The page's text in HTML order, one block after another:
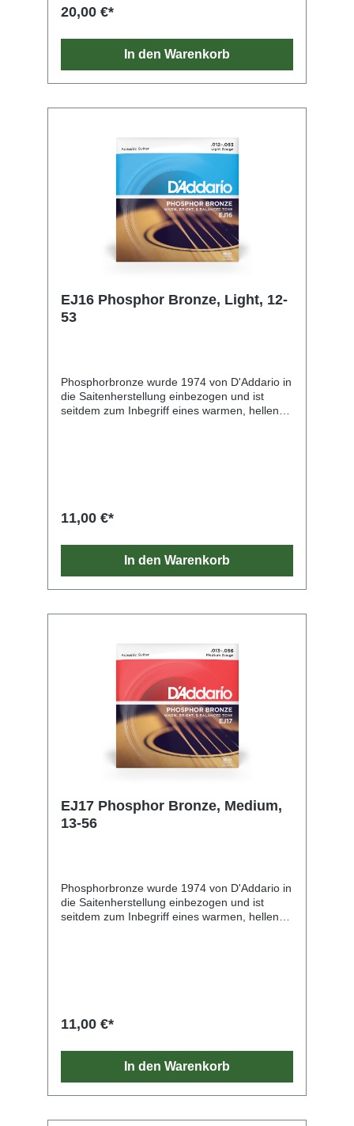
Vollstahl. Und unsere exklusiven Fusion Twist
Reißfestigkeit und Stimmstabilität. Die XS ist
die innovativste, jemals entwickelte
20,00 €*
In den Warenkorb
EJ16 Phosphor Bronze, Light, 12-
53
Phosphorbronze wurde 1974 von D'Addario in
die Saitenherstellung einbezogen und ist
seitdem zum Inbegriff eines warmen, hellen
11,00 €*
In den Warenkorb
EJ17 Phosphor Bronze, Medium,
13-56
Phosphorbronze wurde 1974 von D'Addario in
die Saitenherstellung einbezogen und ist
seitdem zum Inbegriff eines warmen, hellen
11,00 €*
In den Warenkorb